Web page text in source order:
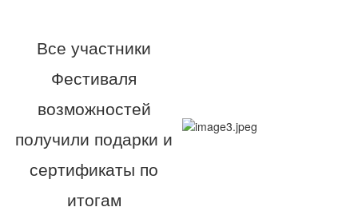
Все участники
Фестиваля
возможностей
получили подарки и
сертификаты по
итогам